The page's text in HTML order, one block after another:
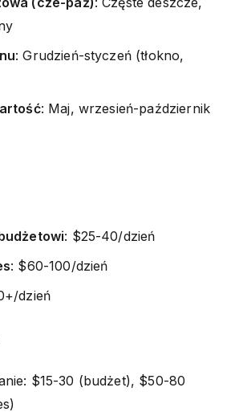
: Grudzień-styczeń (tłokno,
: Maj, wrzesień-październik
: $25-40/dzień
: $60-100/dzień
dzień
$15-30 (budżet), $50-80